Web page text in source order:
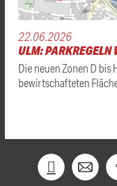
22.06.2026
ULM: PARKREGELN
Die neuen Zonen D bis
bewirtschafteten